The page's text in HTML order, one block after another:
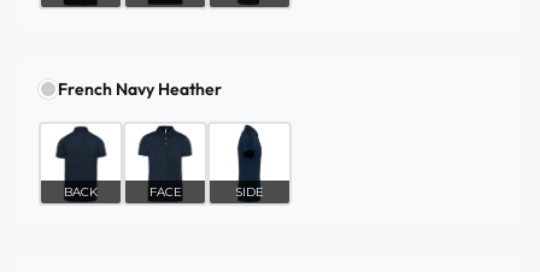
French Navy Heather
BACK FACE SIDE